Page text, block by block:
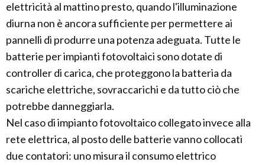
elettricità al mattino presto, quando l'illuminazione
diurna non è ancora sufficiente per permettere ai
pannelli di produrre una potenza adeguata. Tutte le
batterie per impianti fotovoltaici sono dotate di
controller di carica, che proteggono la batteria da
scariche elettriche, sovraccarichi e da tutto ciò che
potrebbe danneggiarla.
Nel caso di impianto fotovoltaico collegato invece alla
rete elettrica, al posto delle batterie vanno collocati
due contatori: uno misura il consumo elettrico